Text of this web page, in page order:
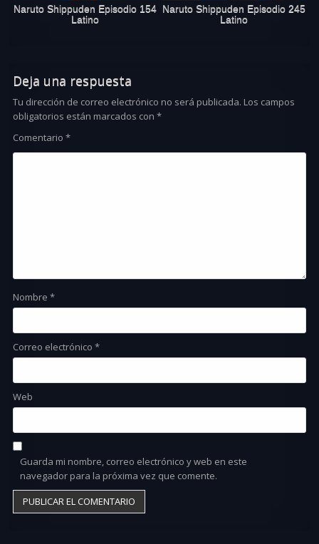
Naruto Shippuden Episodio 154
Latino
Naruto Shippuden Episodio 245
Latino
Deja una respuesta
Tu dirección de correo electrónico no será publicada. Los campos
obligatorios están marcados con*
Comentario*
Nombre*
Correo electrónico*
Web
Guarda mi nombre, correo electrónico y web en este
navegador para la próxima vez que comente.